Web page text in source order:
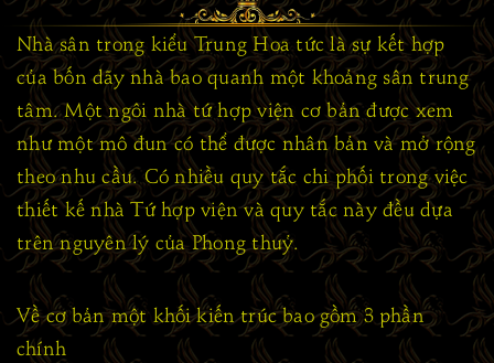
Nhà sân trong kiểu Trung Hoa tức là sự kết hợp
của bốn dãy nhà bao quanh một khoảng sân trung
tâm. Một ngôi nhà tứ hợp viện cơ bản được xem
như một mô đun có thể được nhân bản và mở rộng
theo nhu cầu. Có nhiều quy tắc chi phối trong việc
thiết kế nhà Tứ hợp viện và quy tắc này đều dựa
trên nguyên lý của Phong thuỷ.
Về cơ bản một khối kiến trúc bao gồm 3 phần
chính